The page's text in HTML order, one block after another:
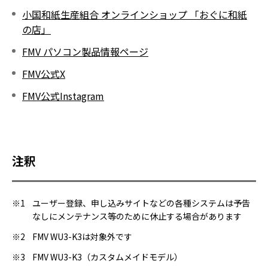
小国和紙生産組合 オンラインショップ 「おぐに和紙
の店」
FMV パソコン製品情報ページ
FMV公式X
FMV公式Instagram
注釈
※1
ユーザー登録、申し込みサイトなどの各種システムは予告
なしにメンテナンス等のために休止する場合があります
※2
FMV WU3-K3は対象外です
※3
FMV WU3-K3（カスタムメイドモデル）